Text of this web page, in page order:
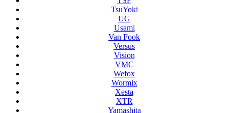
TsuYoki
UG
Usami
Van Fook
Versus
Vision
VMC
Wefox
Wormix
Xesta
XTR
Yamashita